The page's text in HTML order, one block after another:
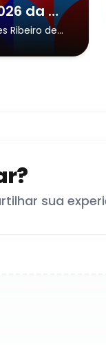
Folclore em Festa 2026 da cidade de Caraguatatuba,Fandango Canta Galo
Ribeiro de
Arthur da
sua